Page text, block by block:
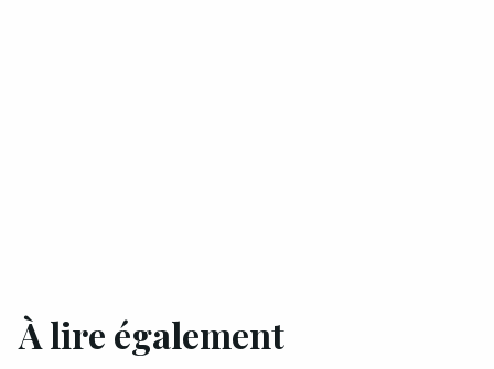
À lire également